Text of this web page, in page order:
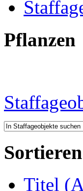
Pflanzen
Titel